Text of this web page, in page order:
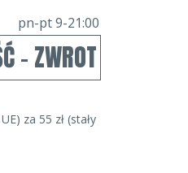
pn-pt 9-21:00
- ZWROT
za 55 zł (stały